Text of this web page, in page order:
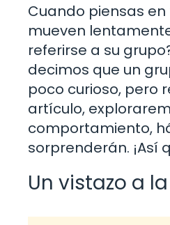
Cuando piensas
mueven
referirse a su
decimos que un
poco curioso, pero
artículo,
comportamiento,
sorprenderán.
Un vistazo a